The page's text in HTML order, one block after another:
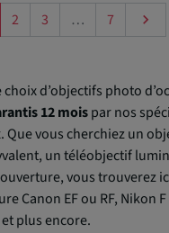
2 3 … 7 
d’objectifs photo
12 moispar nos
Que vous cherchiez un
un téléobjectif
vous trouverez
Canon EF ou RF, Nikon
plus encore.